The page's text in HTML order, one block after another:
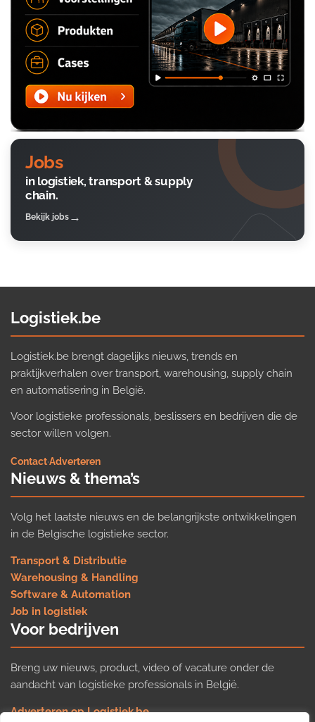
Jobs
in logistiek, transport & supply
chain.
Bekijk jobs
Logistiek.be
Logistiek.be brengt dagelijks nieuws, trends en
praktijkverhalen over transport, warehousing, supply chain
en automatisering in België.
Voor logistieke professionals, beslissers en bedrijven die de
sector willen volgen.
Contact·Adverteren
Nieuws & thema’s
Volg het laatste nieuws en de belangrijkste ontwikkelingen
in de Belgische logistieke sector.
Transport & Distributie
Warehousing & Handling
Software & Automation
Job in logistiek
Voor bedrijven
Breng uw nieuws, product, video of vacature onder de
aandacht van logistieke professionals in België.
Adverteren op Logistiek.be